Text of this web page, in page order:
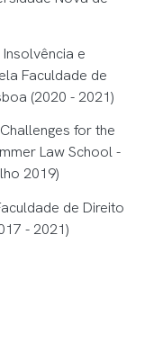
e
Faculdade de
(2020 - 2021)
for the
Law School -
2019)
de Direito
- 2021)